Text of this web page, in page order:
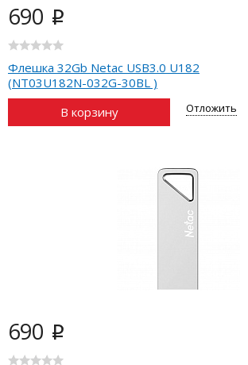
690 i
Флешка 32Gb Netac USB3.0 U182
(NT03U182N-032G-30BL )
В корзину
Отложить
690 i